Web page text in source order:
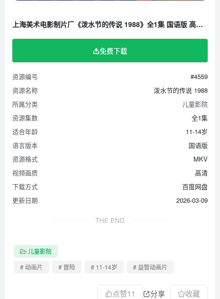
上海美术电影制片厂《泼水节的传说 1988》全1集 国语版 高清/MKV/403M 百度云网盘下载
免费下载
资源编号
#4559
资源名称
泼水节的传说 1988
所属分类
儿童影院
资源集数
全1集
适合年龄
11-14岁
语言版本
国语版
资源格式
MKV
视频画质
高清
下载方式
百度网盘
更新日期
2026-03-09
THE END
儿童影院
# 动画片
# 冒险 # 11-14岁 # 益智动画片
点赞11 分享 收藏